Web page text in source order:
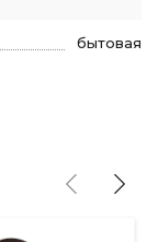
бытовая